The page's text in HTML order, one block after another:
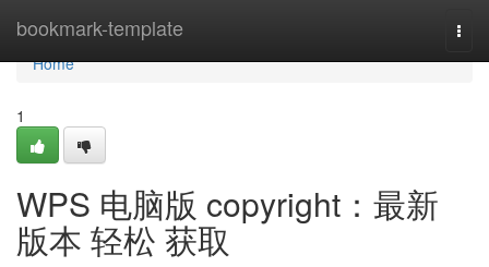
bookmark-template
Home
Home
1
WPS 电脑版 copyright：最新
版本 轻松 获取